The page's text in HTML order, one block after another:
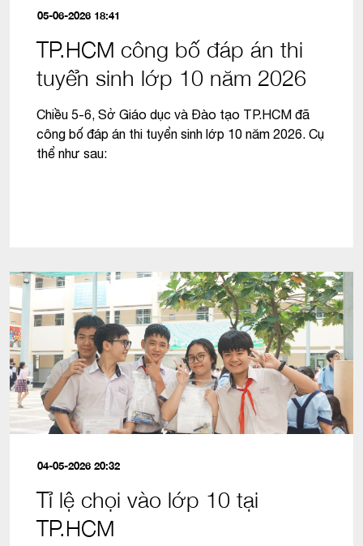
05-06-2026 18:41
TP.HCM công bố đáp án thi
tuyển sinh lớp 10 năm 2026
Chiều 5-6, Sở Giáo dục và Đào tạo TP.HCM đã
công bố đáp án thi tuyển sinh lớp 10 năm 2026. Cụ
thể như sau:
04-05-2026 20:32
Tỉ lệ chọi vào lớp 10 tại
TP.HCM